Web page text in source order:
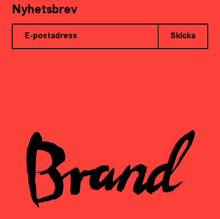
Nyhetsbrev
Skicka